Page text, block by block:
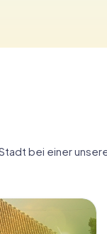
bei einer